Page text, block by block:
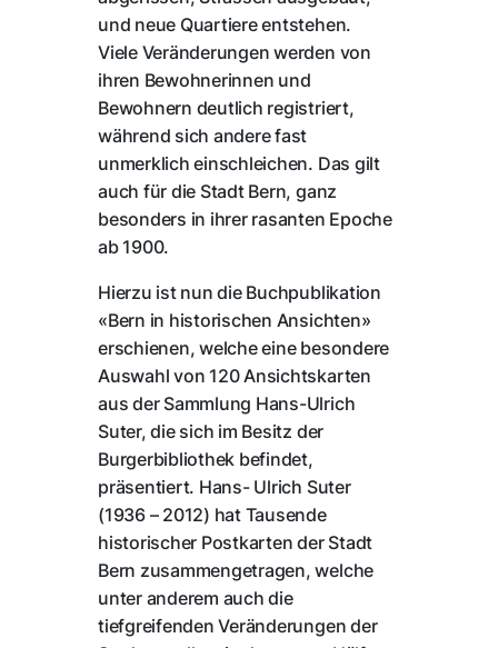
und neue Quartiere entstehen.
Viele Veränderungen werden von
ihren Bewohnerinnen und
Bewohnern deutlich registriert,
während sich andere fast
unmerklich einschleichen. Das gilt
auch für die Stadt Bern, ganz
besonders in ihrer rasanten Epoche
ab 1900.
Hierzu ist nun die Buchpublikation
«Bern in historischen Ansichten»
erschienen, welche eine besondere
Auswahl von 120 Ansichtskarten
aus der Sammlung Hans-Ulrich
Suter, die sich im Besitz der
Burgerbibliothek befindet,
präsentiert. Hans- Ulrich Suter
(1936 – 2012) hat Tausende
historischer Postkarten der Stadt
Bern zusammengetragen, welche
unter anderem auch die
tiefgreifenden Veränderungen der